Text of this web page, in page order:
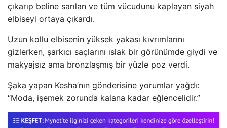
çıkarıp beline sarılan ve tüm vücudunu kaplayan siyah
elbiseyi ortaya çıkardı.
Uzun kollu elbisenin yüksek yakası kıvrımlarını
gizlerken, şarkıcı saçlarını ıslak bir görünümde giydi ve
makyajsız ama bronzlaşmış bir yüzle poz verdi.
Şaka yapan Kesha’nın gönderisine yorumlar yağdı:
“Moda, işemek zorunda kalana kadar eğlencelidir.”